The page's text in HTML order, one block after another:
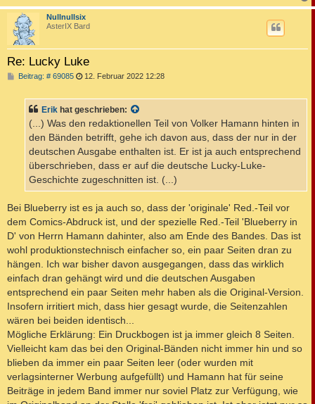
a
Nullnullsix
AsterIX Bard
Re: Lucky Luke
Beitrag: # 69085B
r
a
12. Februar 2022 12:28
Erik hat geschrieben:
(...) Was den redaktionellen Teil von Volker Hamann hinten in
den Bänden betrifft, gehe ich davon aus, dass der nur in der
deutschen Ausgabe enthalten ist. Er ist ja auch entsprechend
überschrieben, dass er auf die deutsche Lucky-Luke-
Geschichte zugeschnitten ist. (...)
Bei Blueberry ist es ja auch so, dass der 'originale' Red.-Teil vor
dem Comics-Abdruck ist, und der spezielle Red.-Teil 'Blueberry in
D' von Herrn Hamann dahinter, also am Ende des Bandes. Das ist
wohl produktionstechnisch einfacher so, ein paar Seiten dran zu
hängen. Ich war bisher davon ausgegangen, dass das wirklich
einfach dran gehängt wird und die deutschen Ausgaben
entsprechend ein paar Seiten mehr haben als die Original-Version.
Insofern irritiert mich, dass hier gesagt wurde, die Seitenzahlen
wären bei beiden identisch...
Mögliche Erklärung: Ein Druckbogen ist ja immer gleich 8 Seiten.
Vielleicht kam das bei den Original-Bänden nicht immer hin und so
blieben da immer ein paar Seiten leer (oder wurden mit
verlagsinterner Werbung aufgefüllt) und Hamann hat für seine
Beiträge in jedem Band immer nur soviel Platz zur Verfügung, wie